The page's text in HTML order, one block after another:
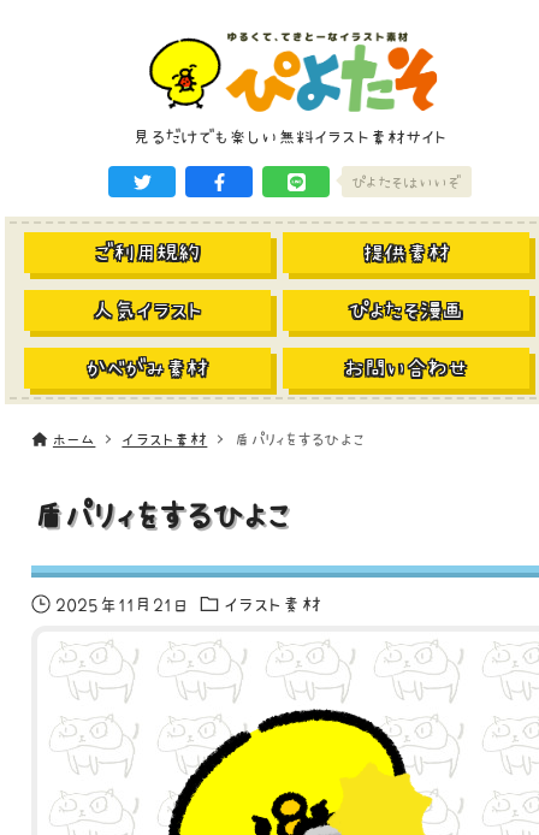
見るだけでも楽しい無料イラスト素材サイト
ぴよたそはいいぞ
ご利用規約 提供素材
人気イラスト ぴよたそ漫画
かべがみ素材 お問い合わせ
ホーム イラスト素材 盾パリィをするひよこ
盾パリィをするひよこ
2025年11月21日 イラスト素材